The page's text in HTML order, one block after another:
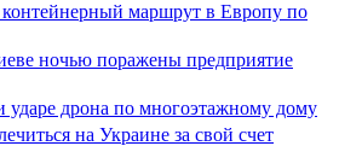
маршрут в Европу по
ночью поражены предприятие
ударе дрона по многоэтажному дому
на Украине за свой счет